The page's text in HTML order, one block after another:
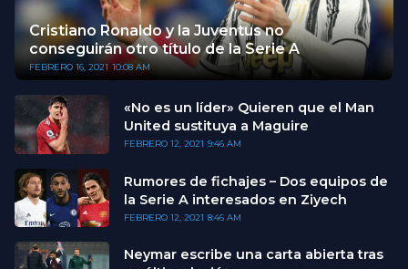
Cristiano Ronaldo y la Juventus no
conseguirán otro título de la Serie A
FEBRERO 16, 2021 10:08 AM
«No es un líder» Quieren que el Man
United sustituya a Maguire
FEBRERO 12, 2021 9:46 AM
Rumores de fichajes – Dos equipos de
la Serie A interesados en Ziyech
FEBRERO 12, 2021 8:46 AM
Neymar escribe una carta abierta tras